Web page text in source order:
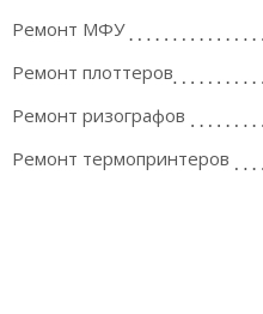
Ремонт МФУ
Ремонт плоттеров
Ремонт ризографов
Ремонт термопринтеров